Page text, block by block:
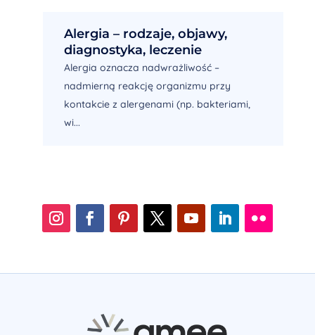
Alergia – rodzaje, objawy,
diagnostyka, leczenie
Alergia oznacza nadwrażliwość –
nadmierną reakcję organizmu przy
kontakcie z alergenami (np. bakteriami,
wi...